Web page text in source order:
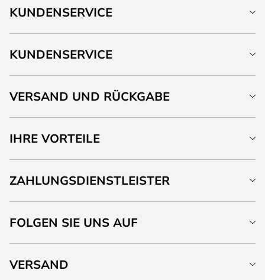
KUNDENSERVICE
KUNDENSERVICE
VERSAND UND RÜCKGABE
IHRE VORTEILE
ZAHLUNGSDIENSTLEISTER
FOLGEN SIE UNS AUF
VERSAND